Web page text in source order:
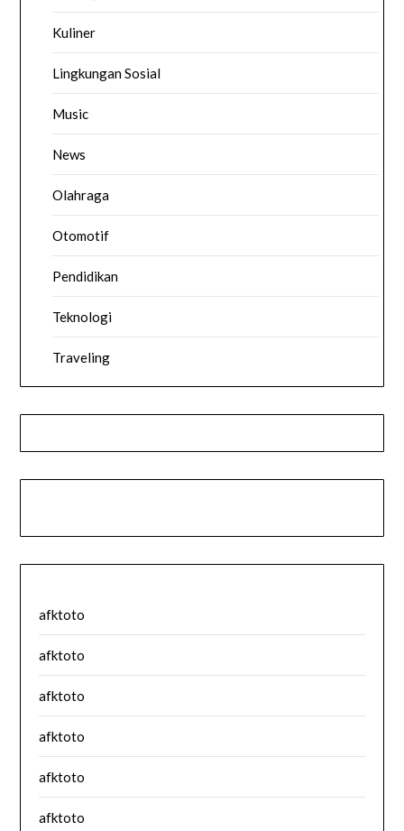
Kuliner
Lingkungan Sosial
Music
News
Olahraga
Otomotif
Pendidikan
Teknologi
Traveling
afktoto
afktoto
afktoto
afktoto
afktoto
afktoto